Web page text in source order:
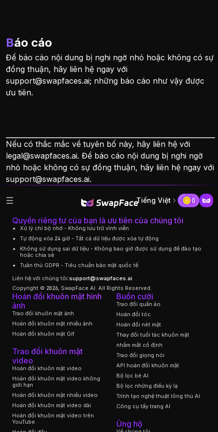
Báo cáo
Để báo cáo nội dung bị nghi ngờ nhỏ hoặc không có sự
đồng thuận, hãy liên hệ ngay với
support@swapfaces.ai; những báo cáo như vậy được
ưu tiên.
Nếu có thắc mắc về tuyên bố này, hãy liên hệ với
legal@swapfaces.ai. Để báo cáo nội dung bị nghi ngờ
nhỏ hoặc không có sự đồng thuận, hãy liên hệ ngay với
support@swapfaces.ai.
Tiếng Việt 0
Quyền riêng tư của bạn là ưu tiên của chúng tôi
Xử lý chỉ bộ nhớ - Không lưu trữ vĩnh viễn
Tự động xóa 24 giờ - Tất cả dữ liệu được xóa tự động
Không sử dụng sai dữ liệu - Không bao giờ được sử dụng để đào tạo
hoặc chia sẻ
Tuân thủ GDPR - Tiêu chuẩn bảo mật quốc tế
Liên hệ với chúng tôi:support@swapfaces.ai
Copyright © 2026, SwapFace AI. All Rights Reserved.
Hoán đổi khuôn mặt hình
ảnh
Trao đổi khuôn mặt ảnh
Hoán đổi khuôn mặt nhiều ảnh
Hoán đổi khuôn mặt Gif
Trao đổi khuôn mặt
video
Hoán đổi khuôn mặt video
Hoán đổi khuôn mặt video không
giới hạn
Hoán đổi khuôn mặt nhiều video
Hoán đổi khuôn mặt video dài
Hoán đổi khuôn mặt video trên
YouTube
Buồn cười
Trao đổi quần áo
Hoán đổi tóc
Hoán đổi nét mặt
Thay đổi tuổi tác khuôn mặt
nhắm mắt cố định
Trao đổi giọng nói
API hoán đổi khuôn mặt
Bộ lọc bé AI
Bộ lọc những điều kỳ lạ
Trình tạo nghệ thuật lông thú AI
Công cụ tẩy trang AI
Ủng hộ